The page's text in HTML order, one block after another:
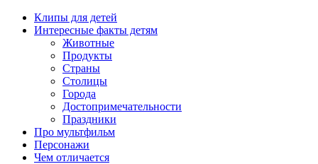
Перейти
содержимому
Клипы для детей
Интересные факты детям
Животные
Продукты
Страны
Столицы
Города
Достопримечательности
Праздники
Про мультфильм
Персонажи
Чем отличается